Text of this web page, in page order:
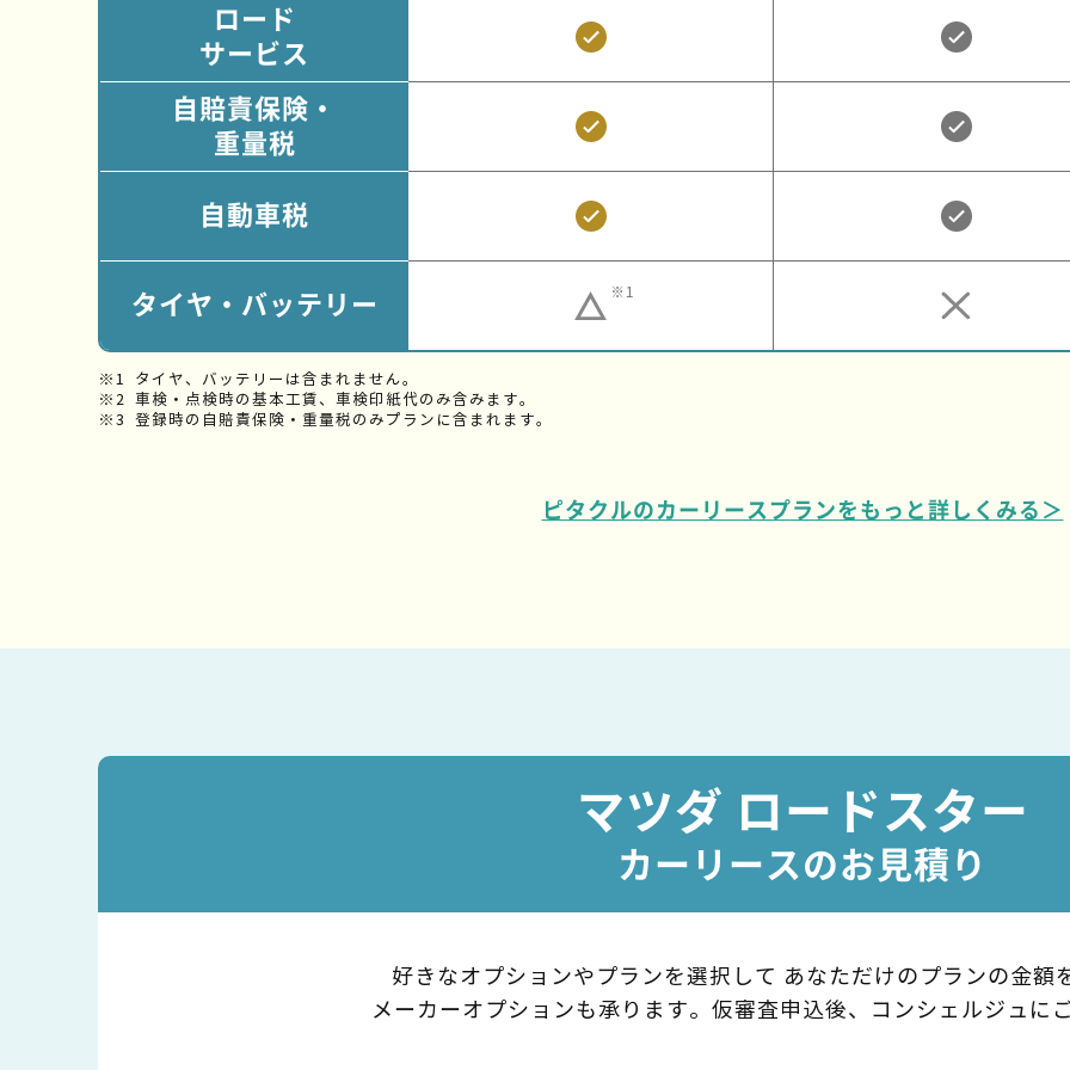
ロード
サービス
自賠責保険・
重量税
自動車税
タイヤ・バッテリー ※1
タイヤ、バッテリーは含まれません。
車検・点検時の基本工賃、車検印紙代のみ含みます。
登録時の自賠責保険・重量税のみプランに含まれます。
ピタクルのカーリースプランをもっと詳しくみる＞
マツダ ロードスター
カーリースのお見積り
好きなオプションやプランを選択して あなただけのプランの金額
メーカーオプションも承ります。 仮審査申込後、コンシェルジュに